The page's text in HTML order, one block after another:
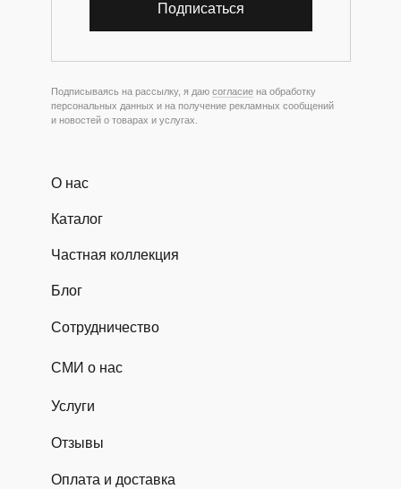
Подписываясь на рассылку, я даю согласие на обработку
персональных данных и на получение рекламных сообщений
и новостей о товарах и услугах.
Каталог
О нас
Блог
Частная коллекция
Сотрудничество
Услуги
Отзывы
Оплата и доставка
СМИ о нас
Подписаться